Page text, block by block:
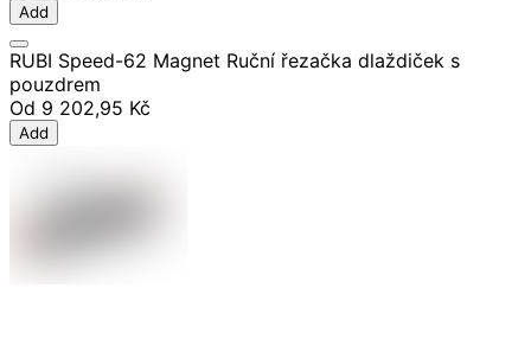
Add
RUBI Speed-62 Magnet Ruční řezačka dlaždiček s
pouzdrem
Od 9 202,95 Kč
Add